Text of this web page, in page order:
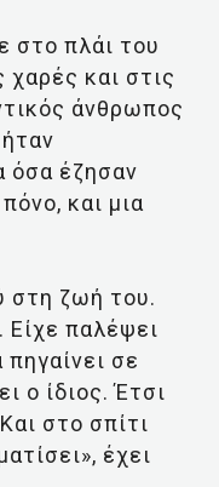
στο πλάι του
χαρές και στις
άνθρωπος
όσα έζησαν
και μια
στη ζωή του.
Είχε παλέψει
σε
ο ίδιος. Έτσι
στο σπίτι
έχει